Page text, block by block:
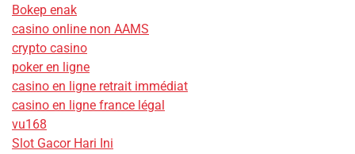
Bokep enak
casino online non AAMS
crypto casino
poker en ligne
casino en ligne retrait immédiat
casino en ligne france légal
vu168
Slot Gacor Hari Ini